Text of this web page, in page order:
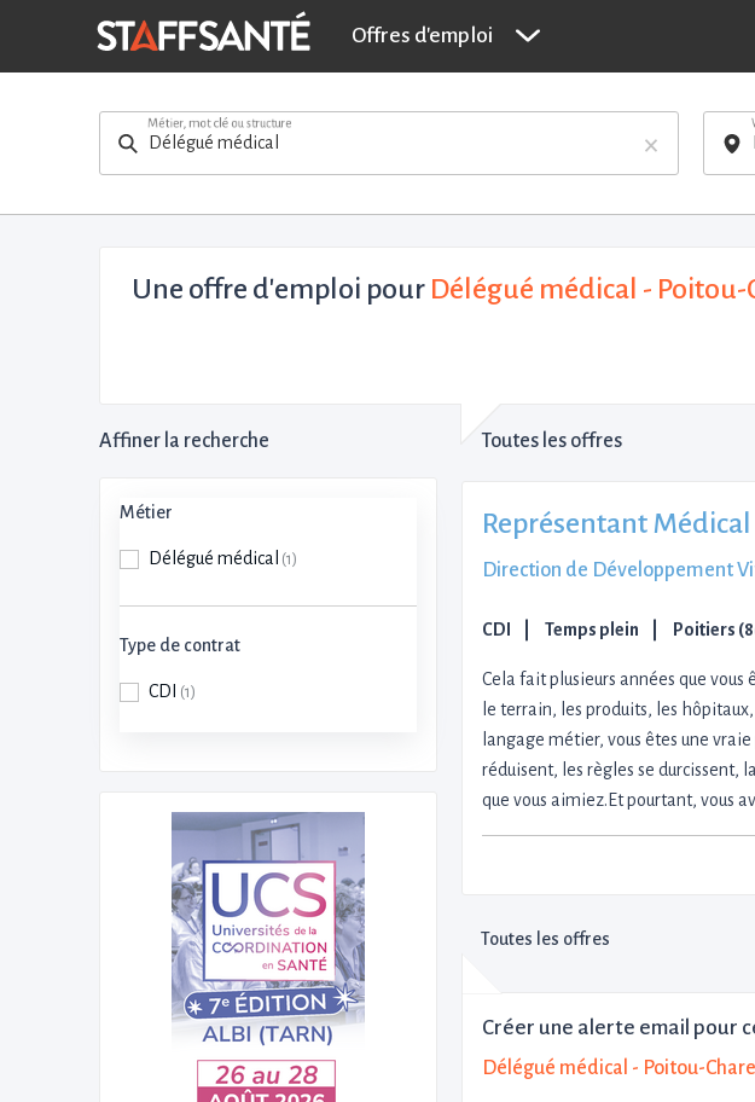
Offres d'emploi
×
Métier, mot clé ou structure
Une offre d'emploi pour Délégué médical - Poitou-
Affiner la recherche
Métier
Délégué médical (1)
Type de contrat
CDI (1)
Toutes les offres
Représentant
Direction de Développement
CDI Temps plein Poitiers
Cela fait plusieurs années que vous
le terrain, les produits, les
langage métier, vous êtes une
réduisent, les règles se durcissent,
que vous aimiez.Et pourtant, vous
Toutes les offres
Créer une alerte email pour
Délégué médical - Poitou-